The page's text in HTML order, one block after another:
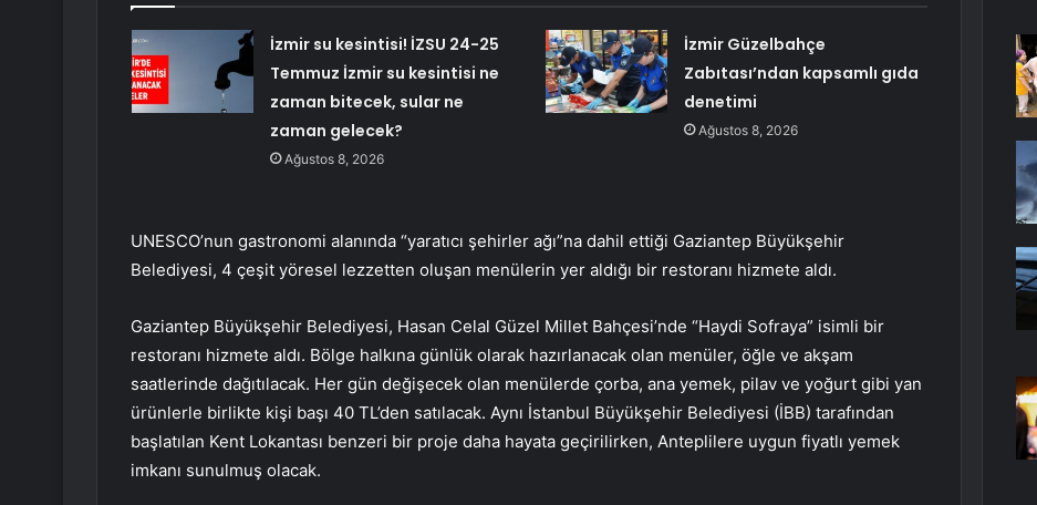
İzmir su kesintisi! İZSU 24-25
Temmuz İzmir su kesintisi ne
zaman bitecek, sular ne
zaman gelecek?
Ağustos 8, 2026
İzmir Güzelbahçe
Zabıtası’ndan kapsamlı gıda
denetimi
Ağustos 8, 2026
UNESCO’nun gastronomi alanında “yaratıcı şehirler ağı”na dahil ettiği Gaziantep Büyükşehir
Belediyesi, 4 çeşit yöresel lezzetten oluşan menülerin yer aldığı bir restoranı hizmete aldı.
Gaziantep Büyükşehir Belediyesi, Hasan Celal Güzel Millet Bahçesi’nde “Haydi Sofraya” isimli bir
restoranı hizmete aldı. Bölge halkına günlük olarak hazırlanacak olan menüler, öğle ve akşam
saatlerinde dağıtılacak. Her gün değişecek olan menülerde çorba, ana yemek, pilav ve yoğurt gibi yan
ürünlerle birlikte kişi başı 40 TL’den satılacak. Aynı İstanbul Büyükşehir Belediyesi (İBB) tarafından
başlatılan Kent Lokantası benzeri bir proje daha hayata geçirilirken, Anteplilere uygun fiyatlı yemek
imkanı sunulmuş olacak.